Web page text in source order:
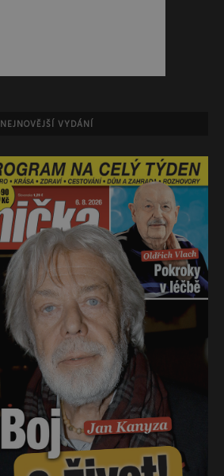
NEJNOVĚJŠÍ VYDÁNÍ